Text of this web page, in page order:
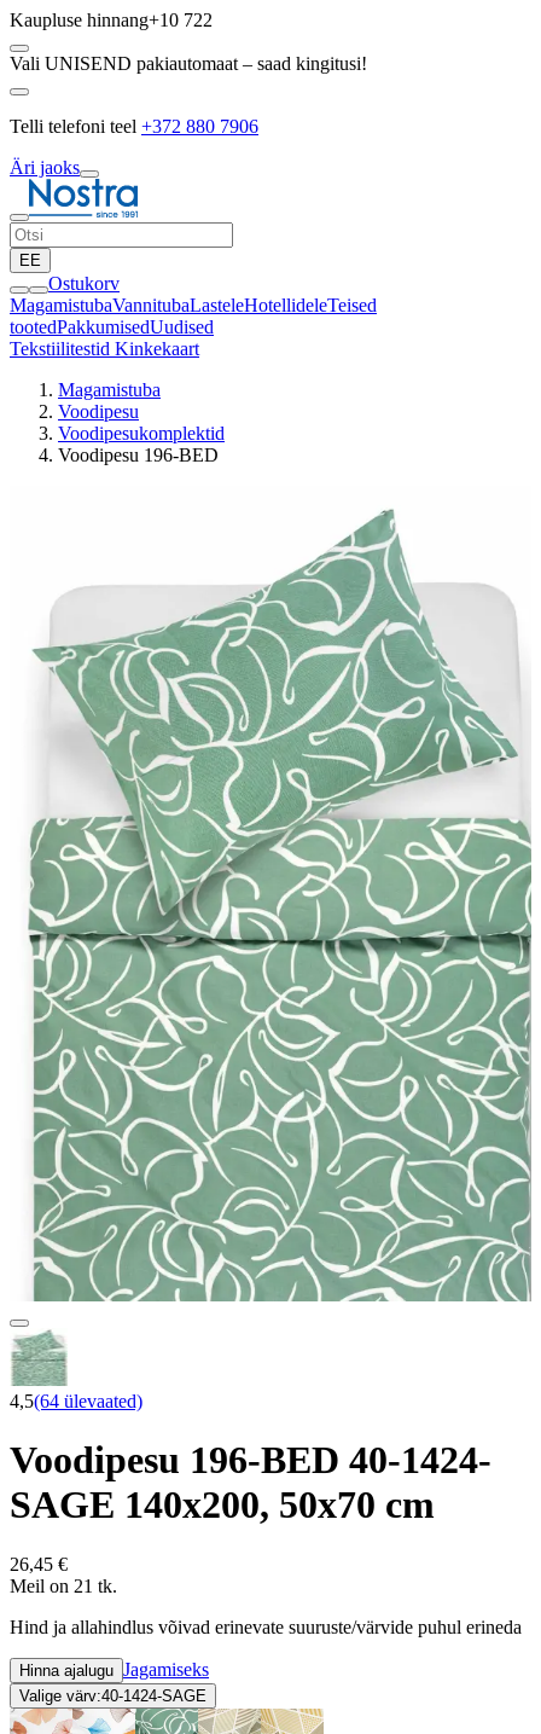
Kaupluse hinnang+10 722
Vali UNISEND pakiautomaat – saad kingitusi!
Telli telefoni teel +372 880 7906
Äri jaoks
EE
Ostukorv
MagamistubaVannitubaLasteleHotellideleTeised
tootedPakkumisedUudised
Tekstiilitestid Kinkekaart
Magamistuba
Voodipesu
Voodipesukomplektid
Voodipesu 196-BED
4,5(64 ülevaated)
Voodipesu 196-BED 40-1424-
SAGE 140x200, 50x70 cm
26,45 €
Meil on 21 tk.
Hind ja allahindlus võivad erinevate suuruste/värvide puhul erineda
Hinna ajalugu Jagamiseks
Valige värv:40-1424-SAGE